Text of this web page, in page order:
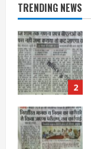
TRENDING NEWS
2
3